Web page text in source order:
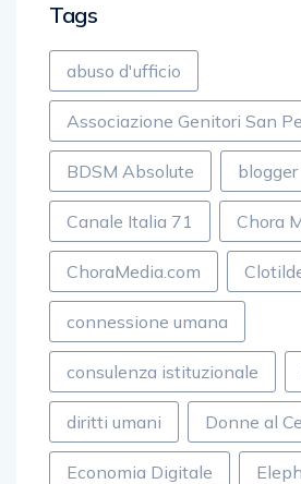
Tags
abuso d'ufficio
Associazione Genitori San
BDSM Absolute blogger
Canale Italia 71 Chora
ChoraMedia.com
connessione umana
consulenza istituzionale
diritti umani Donne al
Economia Digitale